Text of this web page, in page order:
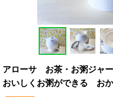
アローサ お茶・お粥ジャ
おいしくお粥ができる お